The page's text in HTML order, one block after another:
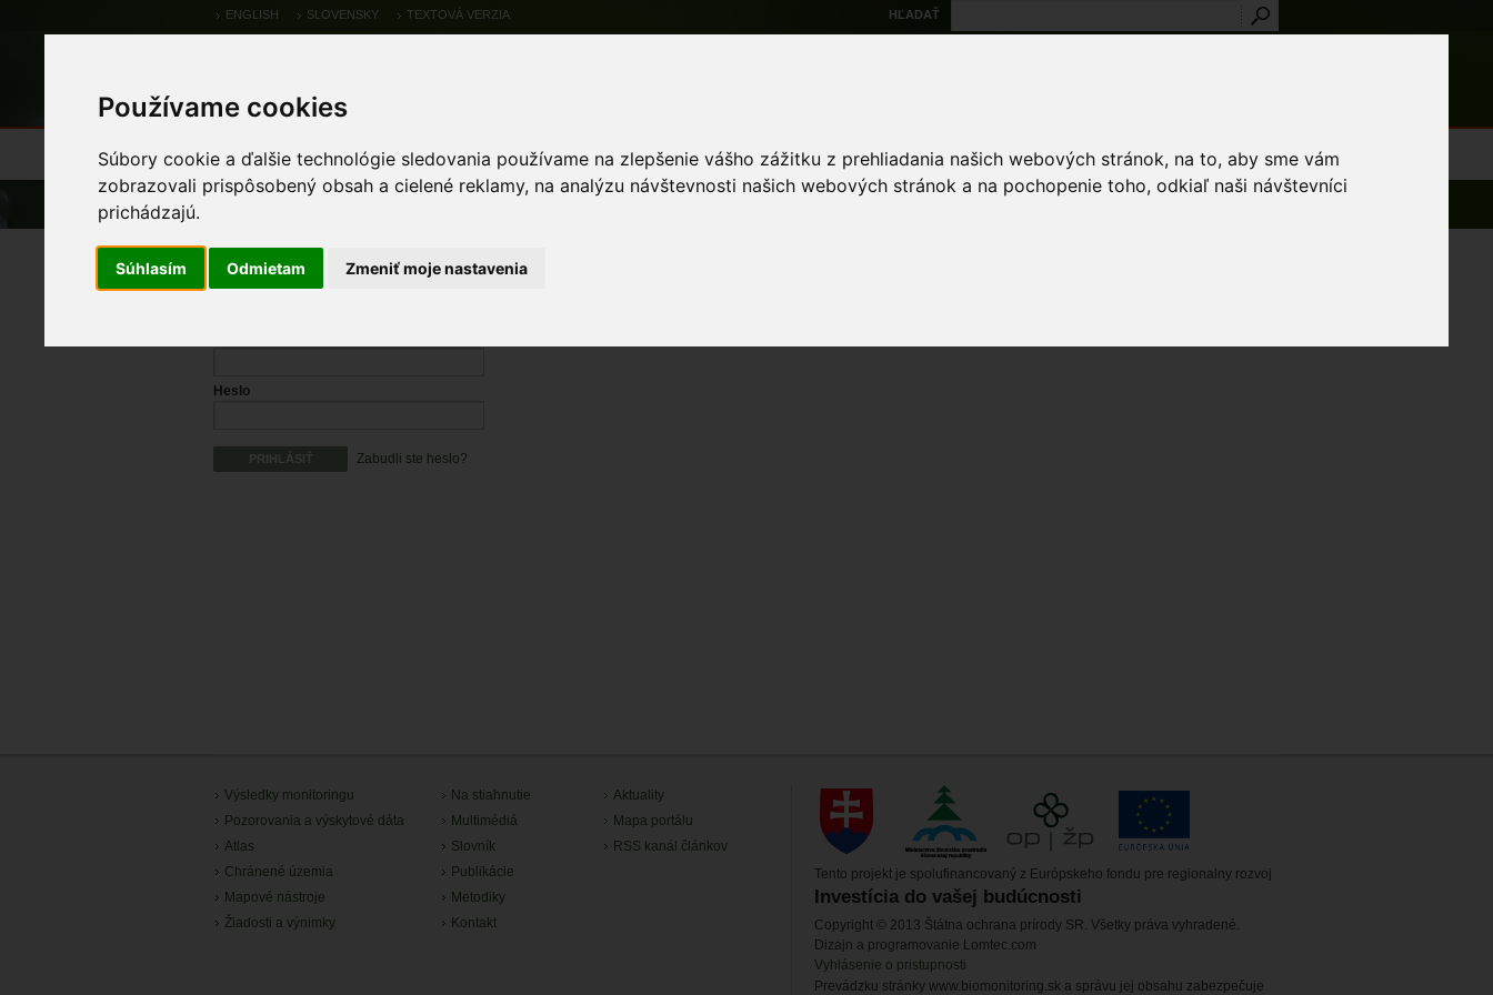
Používame cookies
Súbory cookie a ďalšie technológie sledovania používame na zlepšenie vášho zážitku z prehliadania našich webových stránok, na to, aby sme vám
zobrazovali prispôsobený obsah a cielené reklamy, na analýzu návštevnosti našich webových stránok a na pochopenie toho, odkiaľ naši návštevníci
prichádzajú.
Súhlasím Odmietam Zmeniť moje nastavenia
ENGLISH SLOVENSKY TEXTOVÁ VERZIA HĽADAŤ
Výsledky monitoringu Pozorovania a výskytové dáta Atlas Chránené územia Mapové nástroje Žiadosti a výnimky
Prihlásenie
Heslo
Zabudli ste heslo?
Výsledky monitoringu
Pozorovania a výskytové dáta
Atlas
Chránené územia
Mapové nástroje
Žiadosti a výnimky
Na stiahnutie
Multimédiá
Slovník
Publikácie
Metodiky
Kontakt
Aktuality
Mapa portálu
RSS kanál článkov
Tento projekt je spolufinancovaný z Európskeho fondu pre regionalny rozvoj
Investícia do vašej budúcnosti
Copyright © 2013 Štátna ochrana prírody SR. Všetky práva vyhradené.
Dizajn a programovanie Lomtec.com
Vyhlásenie o pristupnosti
Prevádzku stránky www.biomonitoring.sk a správu jej obsahu zabezpečuje